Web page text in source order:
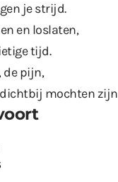
je strijd.
en loslaten,
tijd.
de pijn,
mochten zijn